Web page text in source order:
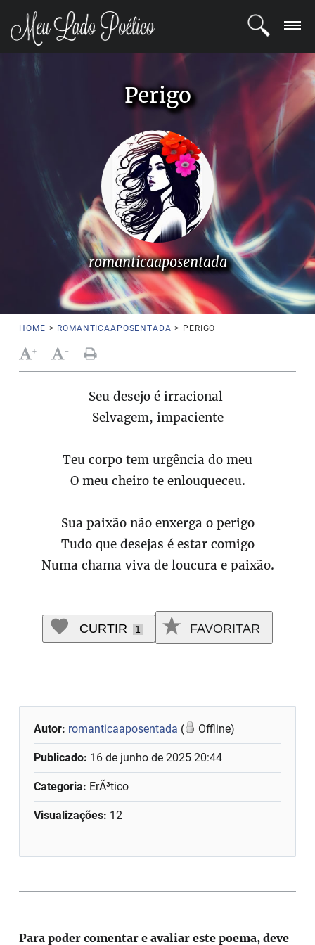
LOGIN
COMUNIDADE
Perigo
romanticaaposentada
HOME > ROMANTICAAPOSENTADA > PERIGO
+ -
Seu desejo é irracional
Selvagem, impaciente
Teu corpo tem urgência do meu
O meu cheiro te enlouqueceu.
Sua paixão não enxerga o perigo
Tudo que desejas é estar comigo
Numa chama viva de loucura e paixão.
CURTIR 1 FAVORITAR
Autor: romanticaaposentada ( Offline)
Publicado: 16 de junho de 2025 20:44
Categoria: ErÃ³tico
Visualizações: 12
Para poder comentar e avaliar este poema, deve